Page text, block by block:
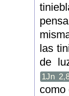
las
de
1Jn
como